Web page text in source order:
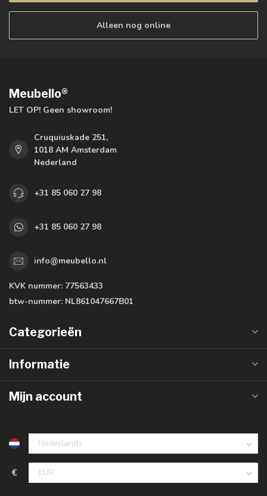
Alleen nog online
Meubello®
LET OP! Geen showroom!
Cruquiuskade 251,
1018 AM Amsterdam
Nederland
+31 85 060 27 98
+31 85 060 27 98
info@meubello.nl
KVK nummer: 77563433
btw-nummer: NL861047667B01
Categorieën
Informatie
Mijn account
€